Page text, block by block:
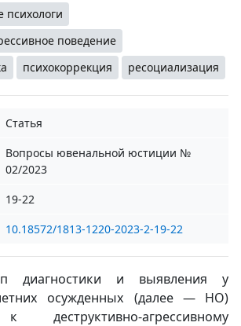
поведение
психокоррекция ресоциализация
Статья
Вопросы ювенальной юстиции №
02/2023
19-22
10.18572/1813-1220-2023-2-19-22
диагностики и выявления у
осужденных (далее — НО)
деструктивно-агрессивному